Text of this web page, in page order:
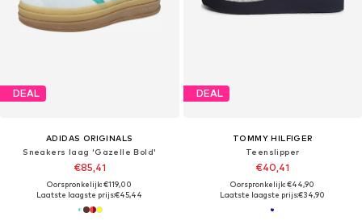
DEAL
ADIDAS ORIGINALS
Sneakers laag 'Gazelle Bold'
€85,41
Oorspronkelijk: €119,00
Laatste laagste prijs:€45,44
DEAL
TOMMY HILFIGER
Teenslipper
€40,41
Oorspronkelijk: €44,90
Laatste laagste prijs:€34,90